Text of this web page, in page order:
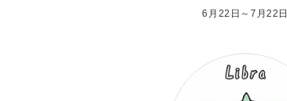
6月22日～7月22日